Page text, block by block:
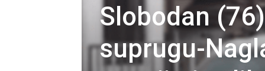
Slobodan
suprugu-